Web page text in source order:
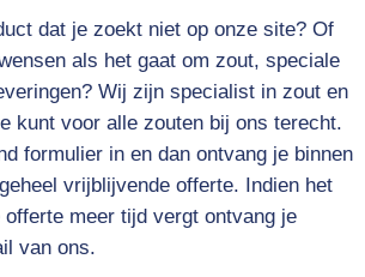
dat je zoekt niet op onze site? Of
als het gaat om zout, speciale
Wij zijn specialist in zout en
kunt voor alle zouten bij ons terecht.
formulier in en dan ontvang je binnen
vrijblijvende offerte. Indien het
offerte meer tijd vergt ontvang je
van ons.